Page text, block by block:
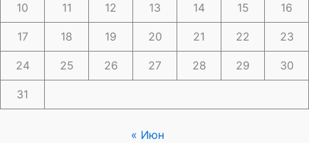
10 11 12 13 14 15 16
17 18 19 20 21 22 23
24 25 26 27 28 29 30
31
« Июн